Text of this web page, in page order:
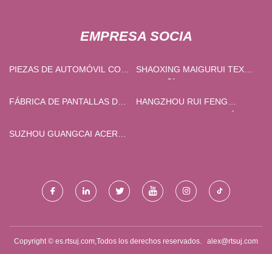
EMPRESA SOCIA
PIEZAS DE AUTOMÓVIL CO.,
ZHONGHANG
SHAOXING MAIGURUI TEXTIL
FÁBRICA DE PANTALLAS DE
HANGZHOU RUI FENG
SUZHOU GUANGCAI ACERO
Copyright © es.rtsuj.com,Todos los derechos reservados. alex@rtsuj.com